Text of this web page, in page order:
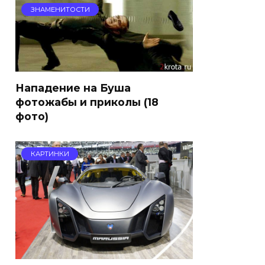
ЗНАМЕНИТОСТИ
Нападение на Буша
фотожабы и приколы (18
фото)
КАРТИНКИ